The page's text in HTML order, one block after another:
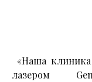
«Наша клиника
лазером